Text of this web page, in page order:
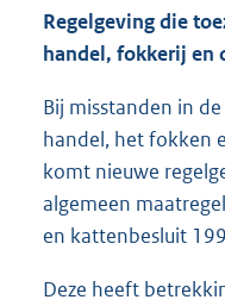
Regelgeving die
handel, fokkerij en
Bij misstanden in
handel, het fokken
komt nieuwe
algemeen
en kattenbesluit
Deze heeft